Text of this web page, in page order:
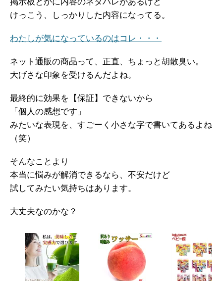
けっこう、しっかりした内容になってる。
わたしが気になっているのはコレ・・・
ネット通販の商品って、正直、ちょっと胡散臭い。
大げさな印象を受けるんだよね。
最終的に効果を【保証】できないから
「個人の感想です」
みたいな表現を、すごーく小さな字で書いてあるよね
（笑）
そんなことより
本当に悩みが解消できるなら、不安だけど
試してみたい気持ちはあります。
大丈夫なのかな？